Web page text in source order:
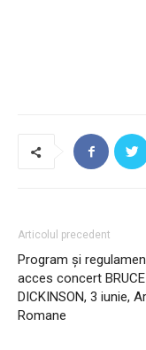
Articolul precedent
Program și
acces concert BRUCE
DICKINSON, 3 iunie,
Romane